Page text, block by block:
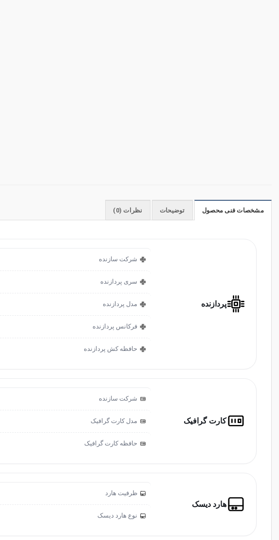
مشخصات فنی محصول توضیحات نظرات (0)
پردازنده
شرکت سازنده
سری پردازنده
مدل پردازنده
فرکانس پردازنده
حافظه کش پردازنده
کارت گرافیک
شرکت سازنده
مدل کارت گرافیک
حافظه کارت گرافیک
هارد دیسک
ظرفیت هارد
نوع هارد دیسک